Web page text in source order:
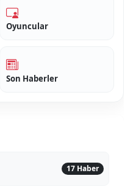
Oyuncular
Son Haberler
17 Haber